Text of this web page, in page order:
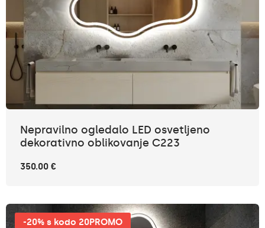
Nepravilno ogledalo LED osvetljeno
dekorativno oblikovanje C223
350.00 €
-20% s kodo 20PROMO